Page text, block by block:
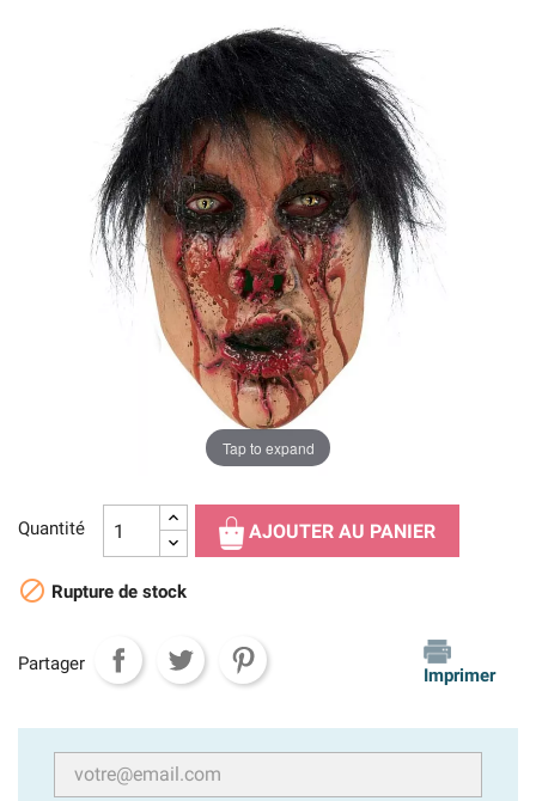
Tap to expand
Quantité AJOUTER AU PANIER
 Rupture de stock
Partager
Imprimer